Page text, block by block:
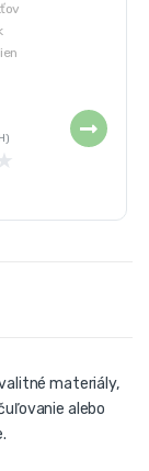
materiály,
alebo